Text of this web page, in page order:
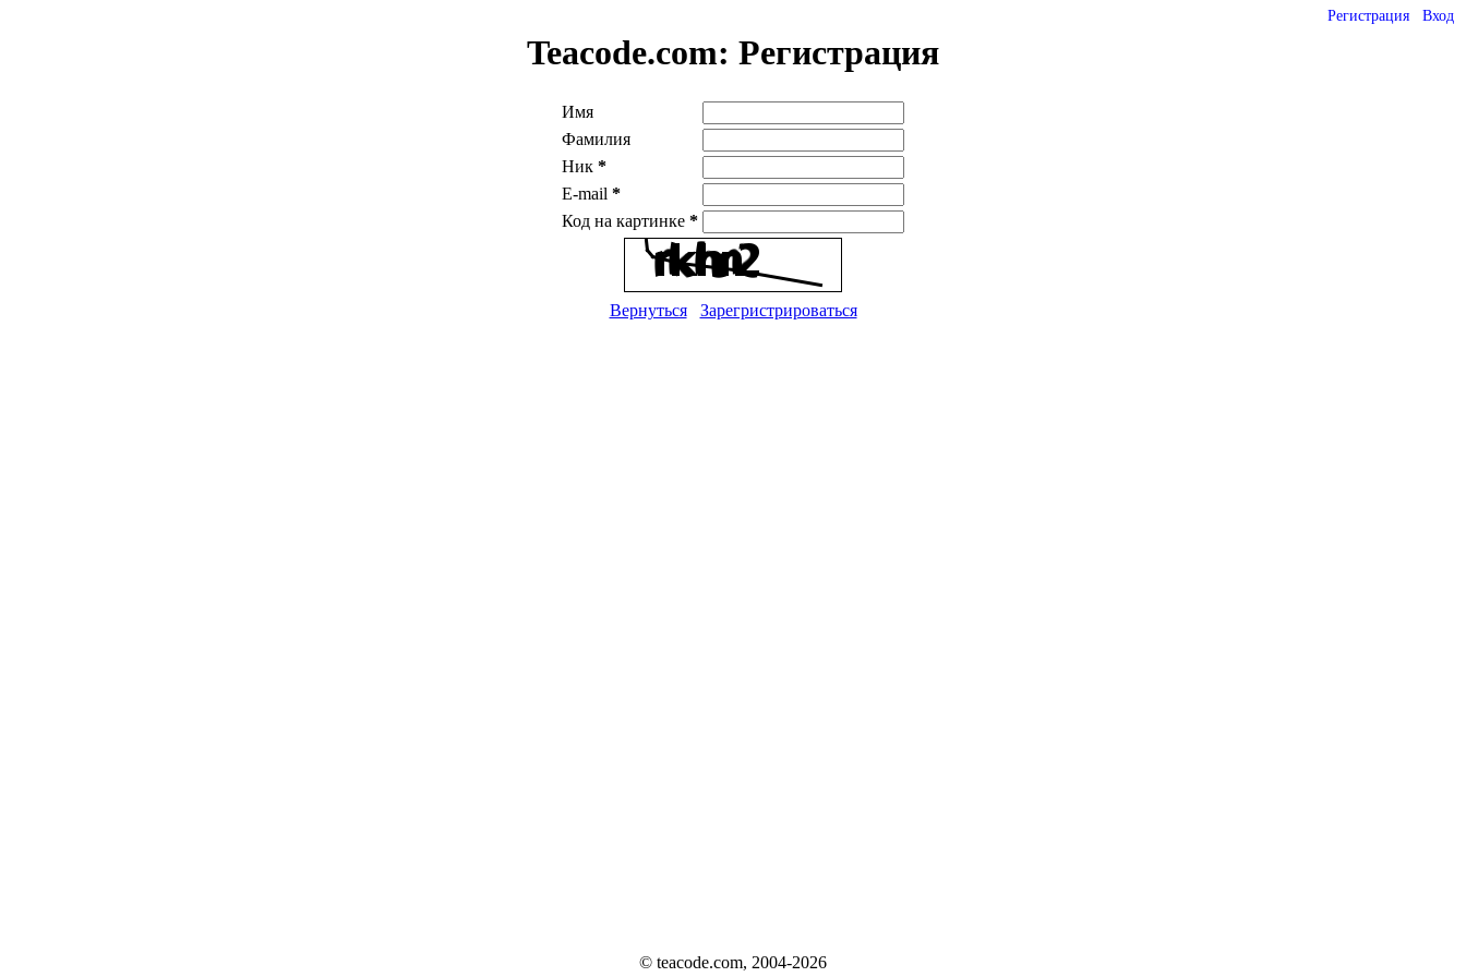
Регистрация Вход
Teacode.com: Регистрация
Имя
Фамилия
Ник *
E-mail *
Код на картинке *
Вернуться Зарегристрироваться
© teacode.com, 2004-2026